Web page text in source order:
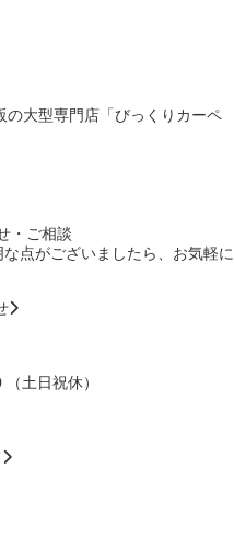
の大型専門店「びっくりカーペ
点がございましたら、お気軽に
土日祝休）